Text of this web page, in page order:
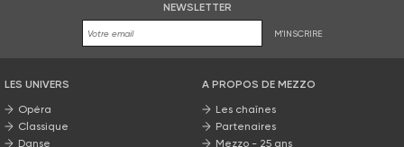
NEWSLETTER
M'INSCRIRE
LES UNIVERS
Opéra
Classique
Danse
A PROPOS DE MEZZO
Les chaînes
Partenaires
Mezzo - 25 ans